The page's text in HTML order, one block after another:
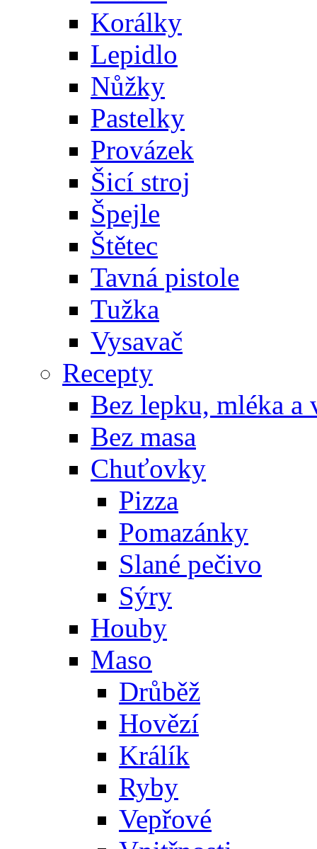
Korálky
Lepidlo
Nůžky
Pastelky
Provázek
Šicí stroj
Špejle
Štětec
Tavná pistole
Tužka
Vysavač
Recepty
Bez lepku, mléka a
Bez masa
Chuťovky
Pizza
Pomazánky
Slané pečivo
Sýry
Houby
Maso
Drůběž
Hovězí
Králík
Ryby
Vepřové